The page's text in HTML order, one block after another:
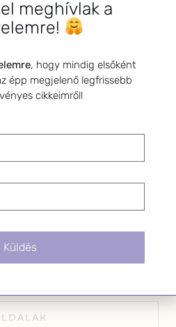
fogadd el
nekem.
található
meghívlak a
, hogy mindig elsőként
épp megjelenő legfrissebb
cikkeimről!
Küldés